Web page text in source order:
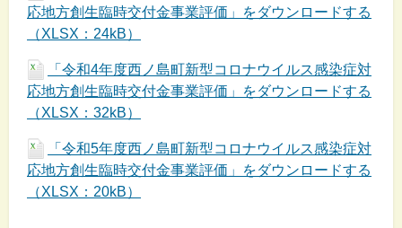
応地方創生臨時交付金事業評価」をダウンロードする
（XLSX：24kB）
「令和4年度西ノ島町新型コロナウイルス感染症対
応地方創生臨時交付金事業評価」をダウンロードする
（XLSX：32kB）
「令和5年度西ノ島町新型コロナウイルス感染症対
応地方創生臨時交付金事業評価」をダウンロードする
（XLSX：20kB）